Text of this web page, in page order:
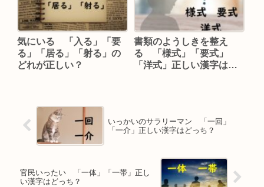
気にいる 「入る」「要
る」「居る」「射る」の
どれが正しい？
書類のようしきを整え
る 「様式」「要式」
「洋式」正しい漢字はど
いっかいのサラリーマン 「一回」
「一介」正しい漢字はどっち？
官民いったい 「一体」「一帯」正し
い漢字はどっち？